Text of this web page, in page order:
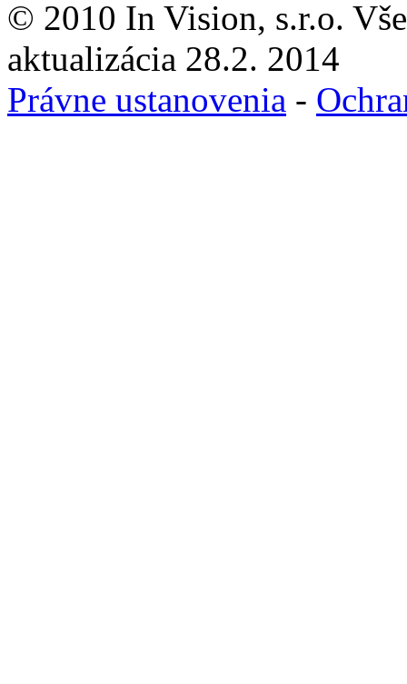
© 2010 In Vision, s.r.o.
aktualizácia 28.2. 2014
Právne ustanovenia -